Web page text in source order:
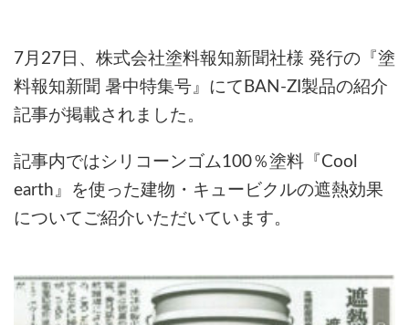
7月27日、株式会社塗料報知新聞社様 発行の『塗
料報知新聞 暑中特集号』にてBAN-ZI製品の紹介
記事が掲載されました。
記事内ではシリコーンゴム100％塗料『Cool
earth』を使った建物・キュービクルの遮熱効果
についてご紹介いただいています。